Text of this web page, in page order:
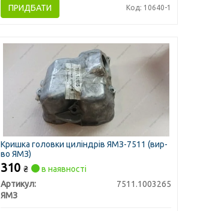
ПРИДБАТИ Код: 10640-1
Кришка головки циліндрів ЯМЗ-7511 (вир-
во ЯМЗ)
310₴
в наявності
Артикул:
7511.1003265
ЯМЗ